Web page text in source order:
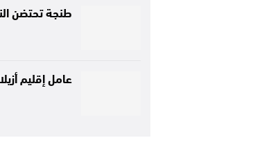
طنجة تحتضن
عامل إقليم